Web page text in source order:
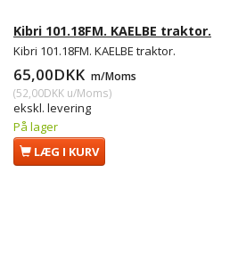
Kibri 101.18FM. KAELBE traktor.
Kibri 101.18FM. KAELBE traktor.
65,00DKK m/Moms
(52,00DKK u/Moms)
ekskl. levering
På lager
LÆG I KURV